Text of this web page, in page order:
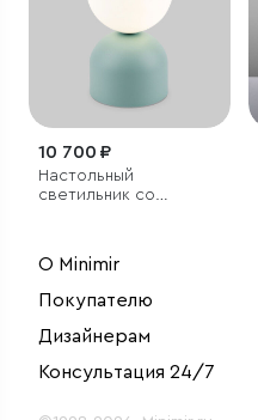
10 700 ₽
Настольный
светильник со
О Minimir
Покупателю
Дизайнерам
Консультация 24/7